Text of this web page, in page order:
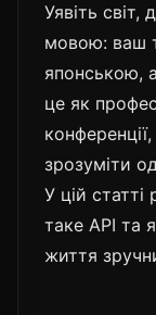
Уявіть
мовою: ваш
японською,
це як
зрозуміти
У цій
таке API та
життя